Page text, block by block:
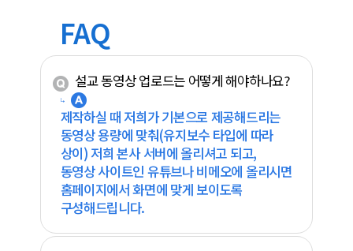
FAQ
설교 동영상 업로드는 어떻게 해야하나요?
제작하실 때 저희가 기본으로 제공해드리는
동영상 용량에 맞춰(유지보수 타입에 따라
상이) 저희 본사 서버에 올리셔고 되고,
동영상 사이트인 유튜브나 비메오에 올리시면
홈페이지에서 화면에 맞게 보이도록
구성해드립니다.